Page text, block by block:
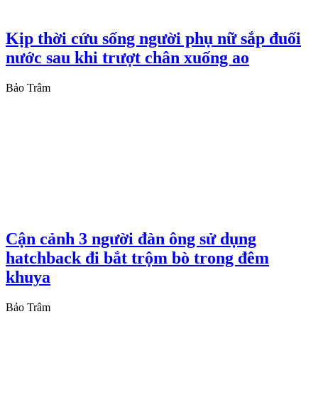
Kịp thời cứu sống người phụ nữ sắp đuối
nước sau khi trượt chân xuống ao
Bảo Trâm
Cận cảnh 3 người đàn ông sử dụng
hatchback đi bắt trộm bò trong đêm
khuya
Bảo Trâm